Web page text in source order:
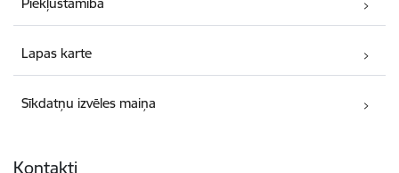
Lapas karte
Sīkdatņu izvēles maiņa
Kontakti